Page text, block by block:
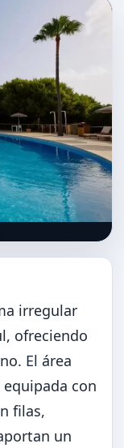
irregular
ofreciendo
El área
con
filas,
un